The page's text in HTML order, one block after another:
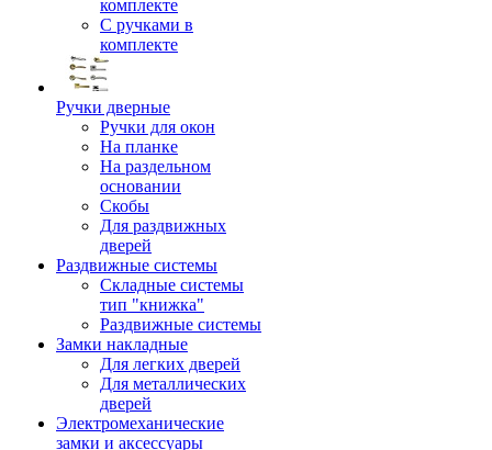
комплекте
С ручками в
комплекте
Ручки дверные
Ручки для окон
На планке
На раздельном
основании
Скобы
Для раздвижных
дверей
Раздвижные системы
Складные системы
тип "книжка"
Раздвижные системы
Замки накладные
Для легких дверей
Для металлических
дверей
Электромеханические
замки и аксессуары